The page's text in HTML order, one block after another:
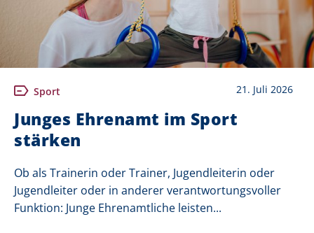
Sport 21. Juli 2026
Junges Ehrenamt im Sport
stärken
Ob als Trainerin oder Trainer, Jugendleiterin oder
Jugendleiter oder in anderer verantwortungsvoller
Funktion: Junge Ehrenamtliche leisten...